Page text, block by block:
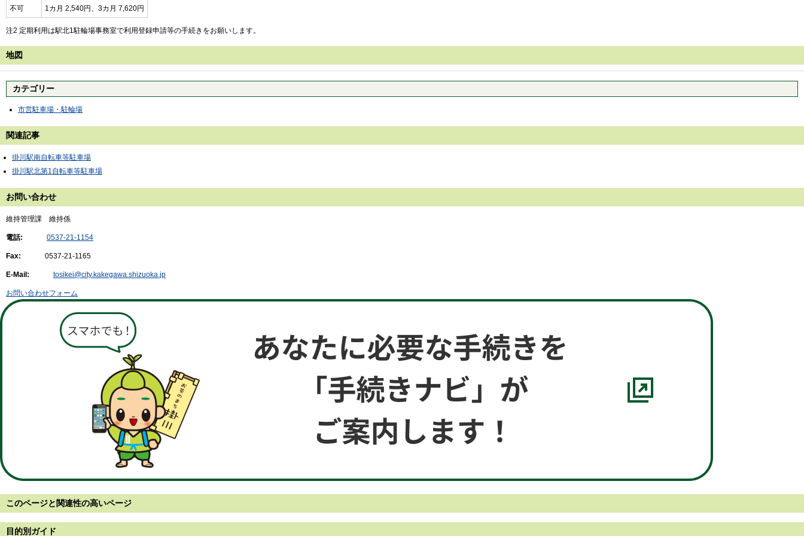
不可 1カ月 2,540円、3カ月 7,620円
注2 定期利用は駅北1駐輪場事務室で利用登録申請等の手続きをお願いします。
地図
カテゴリー
市営駐車場・駐輪場
関連記事
掛川駅南自転車等駐車場
掛川駅北第1自転車等駐車場
お問い合わせ
維持管理課 維持係
電話: 0537-21-1154
Fax: 0537-21-1165
E-Mail: tosikei@city.kakegawa.shizuoka.jp
お問い合わせフォーム
このページと 関連性の高いページ
目的別ガイド